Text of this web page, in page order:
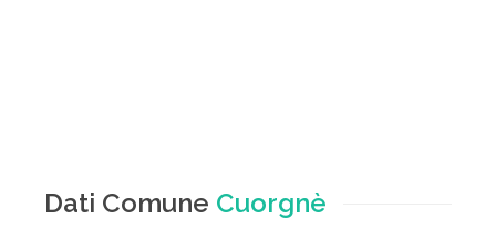
Dati Comune Cuorgnè